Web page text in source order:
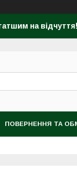
на
ПОВЕРНЕННЯ ТА